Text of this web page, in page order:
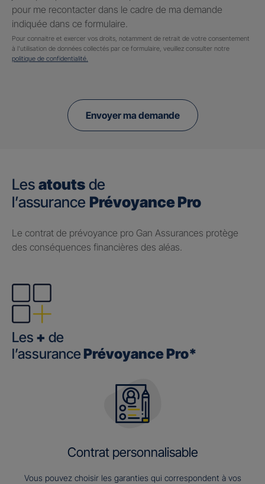
pour me recontacter dans le cadre de ma demande
indiquée dans ce formulaire.
Pour connaitre et exercer vos droits, notamment de retrait de votre consentement
à l'utilisation de données collectés par ce formulaire, veuillez consulter notre
politique de confidentialité.
Envoyer ma demande
Les atouts de
l’assurance Prévoyance Pro
Le contrat de prévoyance pro Gan Assurances protège
des conséquences financières des aléas.
Les + de
l’assurance Prévoyance Pro*
Contrat personnalisable
Vous pouvez choisir les garanties qui correspondent à vos